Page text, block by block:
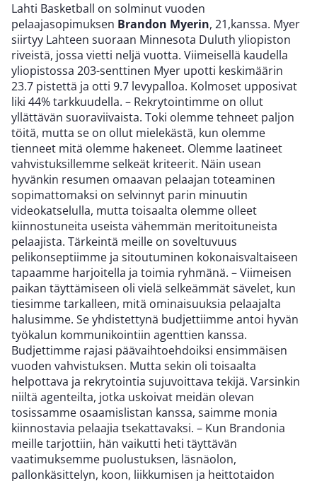
Lahti Basketball on solminut vuoden
pelaajasopimuksen Brandon Myerin, 21,kanssa. Myer
siirtyy Lahteen suoraan Minnesota Duluth yliopiston
riveistä, jossa vietti neljä vuotta. Viimeisellä kaudella
yliopistossa 203-senttinen Myer upotti keskimäärin
23.7 pistettä ja otti 9.7 levypalloa. Kolmoset upposivat
liki 44% tarkkuudella. – Rekrytointimme on ollut
yllättävän suoraviivaista. Toki olemme tehneet paljon
töitä, mutta se on ollut mielekästä, kun olemme
tienneet mitä olemme hakeneet. Olemme laatineet
vahvistuksillemme selkeät kriteerit. Näin usean
hyvänkin resumen omaavan pelaajan toteaminen
sopimattomaksi on selvinnyt parin minuutin
videokatselulla, mutta toisaalta olemme olleet
kiinnostuneita useista vähemmän meritoituneista
pelaajista. Tärkeintä meille on soveltuvuus
pelikonseptiimme ja sitoutuminen kokonaisvaltaiseen
tapaamme harjoitella ja toimia ryhmänä. – Viimeisen
paikan täyttämiseen oli vielä selkeämmät sävelet, kun
tiesimme tarkalleen, mitä ominaisuuksia pelaajalta
halusimme. Se yhdistettynä budjettiimme antoi hyvän
työkalun kommunikointiin agenttien kanssa.
Budjettimme rajasi päävaihtoehdoiksi ensimmäisen
vuoden vahvistuksen. Mutta sekin oli toisaalta
helpottava ja rekrytointia sujuvoittava tekijä. Varsinkin
niiltä agenteilta, jotka uskoivat meidän olevan
tosissamme osaamislistan kanssa, saimme monia
kiinnostavia pelaajia tsekattavaksi. – Kun Brandonia
meille tarjottiin, hän vaikutti heti täyttävän
vaatimuksemme puolustuksen, läsnäolon,
pallonkäsittelyn, koon, liikkumisen ja heittotaidon